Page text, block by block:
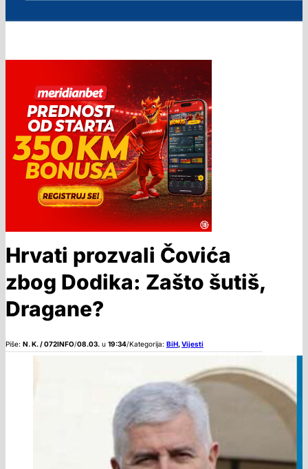
Hrvati prozvali Čovića
zbog Dodika: Zašto šutiš,
Dragane?
Piše: N. K. / 072INFO/08.03. u 19:34/Kategorija: BiH,Vijesti